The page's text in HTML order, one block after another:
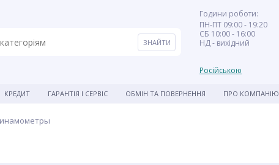
Години роботи:
ПН-ПТ 09:00 - 19:20
СБ 10:00 - 16:00
НД - вихідний
Російською
КРЕДИТ ГАРАНТІЯ І СЕРВІС ОБМІН ТА ПОВЕРНЕННЯ ПРО КОМПАНІЮ